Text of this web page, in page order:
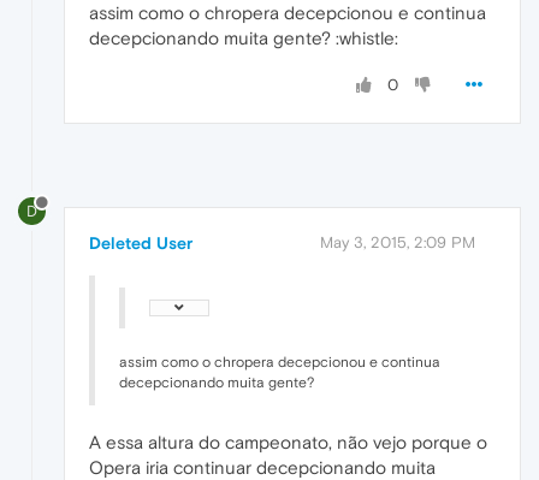
assim como o chropera decepcionou e continua
decepcionando muita gente? :whistle:
0
D
Deleted User May 3, 2015, 2:09 PM
assim como o chropera decepcionou e continua
decepcionando muita gente?
A essa altura do campeonato, não vejo porque o
Opera iria continuar decepcionando muita